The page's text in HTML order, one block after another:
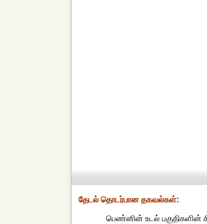
தேட‌ல் தொட‌ர்பான தகவ‌ல்க‌ள்:
பெண்னின் உடல் பகுதிகளின்